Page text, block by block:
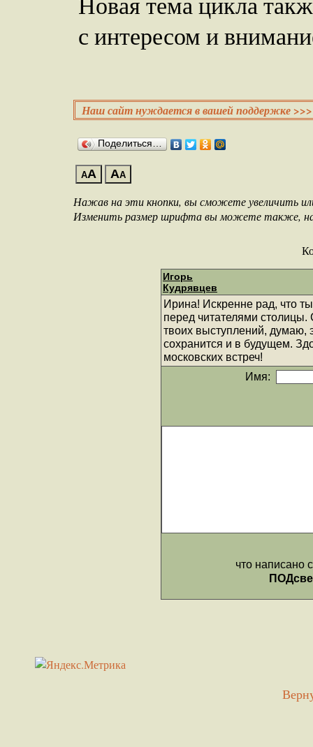
с интересом и
Наш сайт нуждается в вашей поддержке >>>
Поделиться…
AA AA
Нажав на эти кнопки, вы сможете увеличить
Изменить размер шрифта вы можете также,